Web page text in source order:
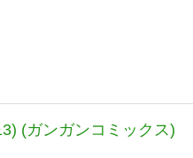
(ガンガンコミックス)